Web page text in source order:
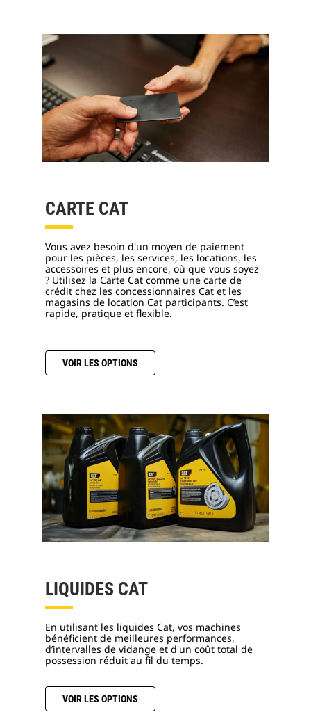
CARTE CAT
Vous avez besoin d'un moyen de paiement
pour les pièces, les services, les locations, les
accessoires et plus encore, où que vous soyez
? Utilisez la Carte Cat comme une carte de
crédit chez les concessionnaires Cat et les
magasins de location Cat participants. C’est
rapide, pratique et flexible.
VOIR LES OPTIONS
LIQUIDES CAT
En utilisant les liquides Cat, vos machines
bénéficient de meilleures performances,
d’intervalles de vidange et d'un coût total de
possession réduit au fil du temps.
VOIR LES OPTIONS